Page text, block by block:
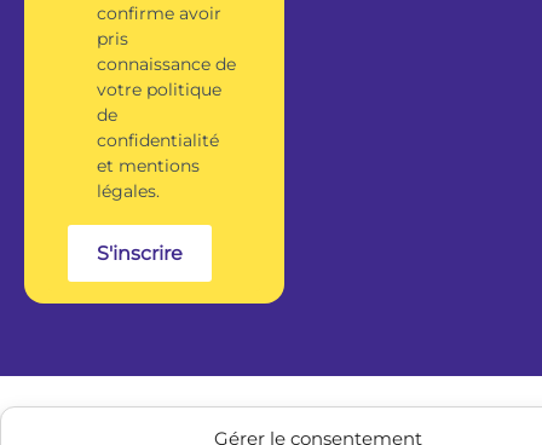
Gérer le consentement
confirme avoir
pris
connaissance de
votre politique
de
confidentialité
et mentions
légales.
S'inscrire